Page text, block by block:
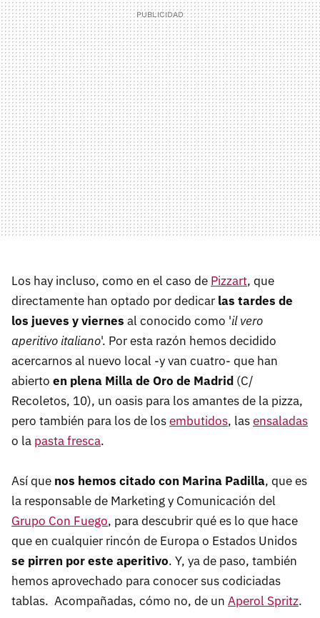
Los hay incluso, como en el caso de Pizzart, que
directamente han optado por dedicar las tardes de
los jueves y viernes al conocido como 'il vero
aperitivo italiano'. Por esta razón hemos decidido
acercarnos al nuevo local -y van cuatro- que han
abierto en plena Milla de Oro de Madrid (C/
Recoletos, 10), un oasis para los amantes de la pizza,
pero también para los de losembutidos, lasensaladas
o la pasta fresca.
Así que nos hemos citado con Marina Padilla, que es
la responsable de Marketing y Comunicación del
Grupo Con Fuego, para descubrir qué es lo que hace
que en cualquier rincón de Europa o Estados Unidos
se pirren por este aperitivo. Y, ya de paso, también
hemos aprovechado para conocer sus codiciadas
tablas. Acompañadas, cómo no, de un Aperol Spritz.